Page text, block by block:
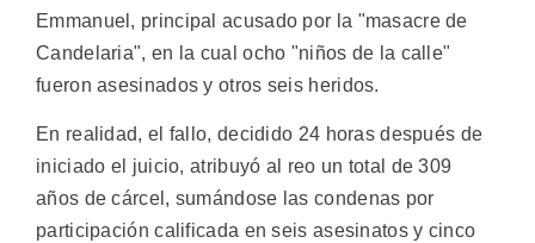
Emmanuel, principal acusado por la "masacre de
Candelaria", en la cual ocho "niños de la calle"
fueron asesinados y otros seis heridos.
En realidad, el fallo, decidido 24 horas después de
iniciado el juicio, atribuyó al reo un total de 309
años de cárcel, sumándose las condenas por
participación calificada en seis asesinatos y cinco